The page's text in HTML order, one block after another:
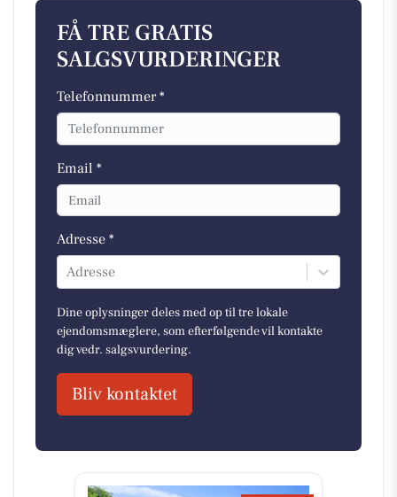
FÅ TRE GRATIS
SALGSVURDERINGER
Telefonnummer *
Email *
Adresse *
Adresse
Dine oplysninger deles med op til tre lokale
ejendomsmæglere, som efterfølgende vil kontakte
dig vedr. salgsvurdering.
Bliv kontaktet